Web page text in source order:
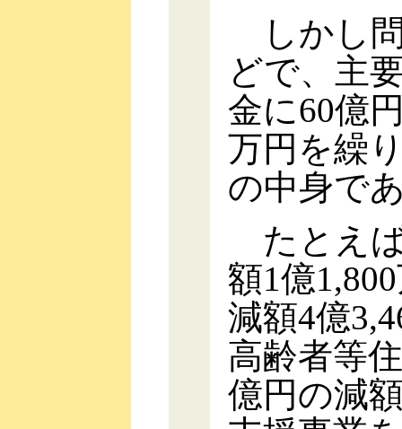
しかし
どで、主
金に60億
万円を繰
の中身で
たとえ
額1億
減額4億
高齢者等
億円の減